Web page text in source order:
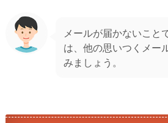
メールが届かないこと
は、他の思いつくメー
みましょう。